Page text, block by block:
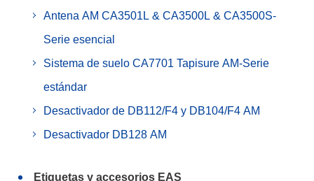
Antena AM CA3501L & CA3500L & CA3500S-
Serie esencial
Sistema de suelo CA7701 Tapisure AM-Serie
estándar
Desactivador de DB112/F4 y DB104/F4 AM
Desactivador DB128 AM
Etiquetas y accesorios EAS